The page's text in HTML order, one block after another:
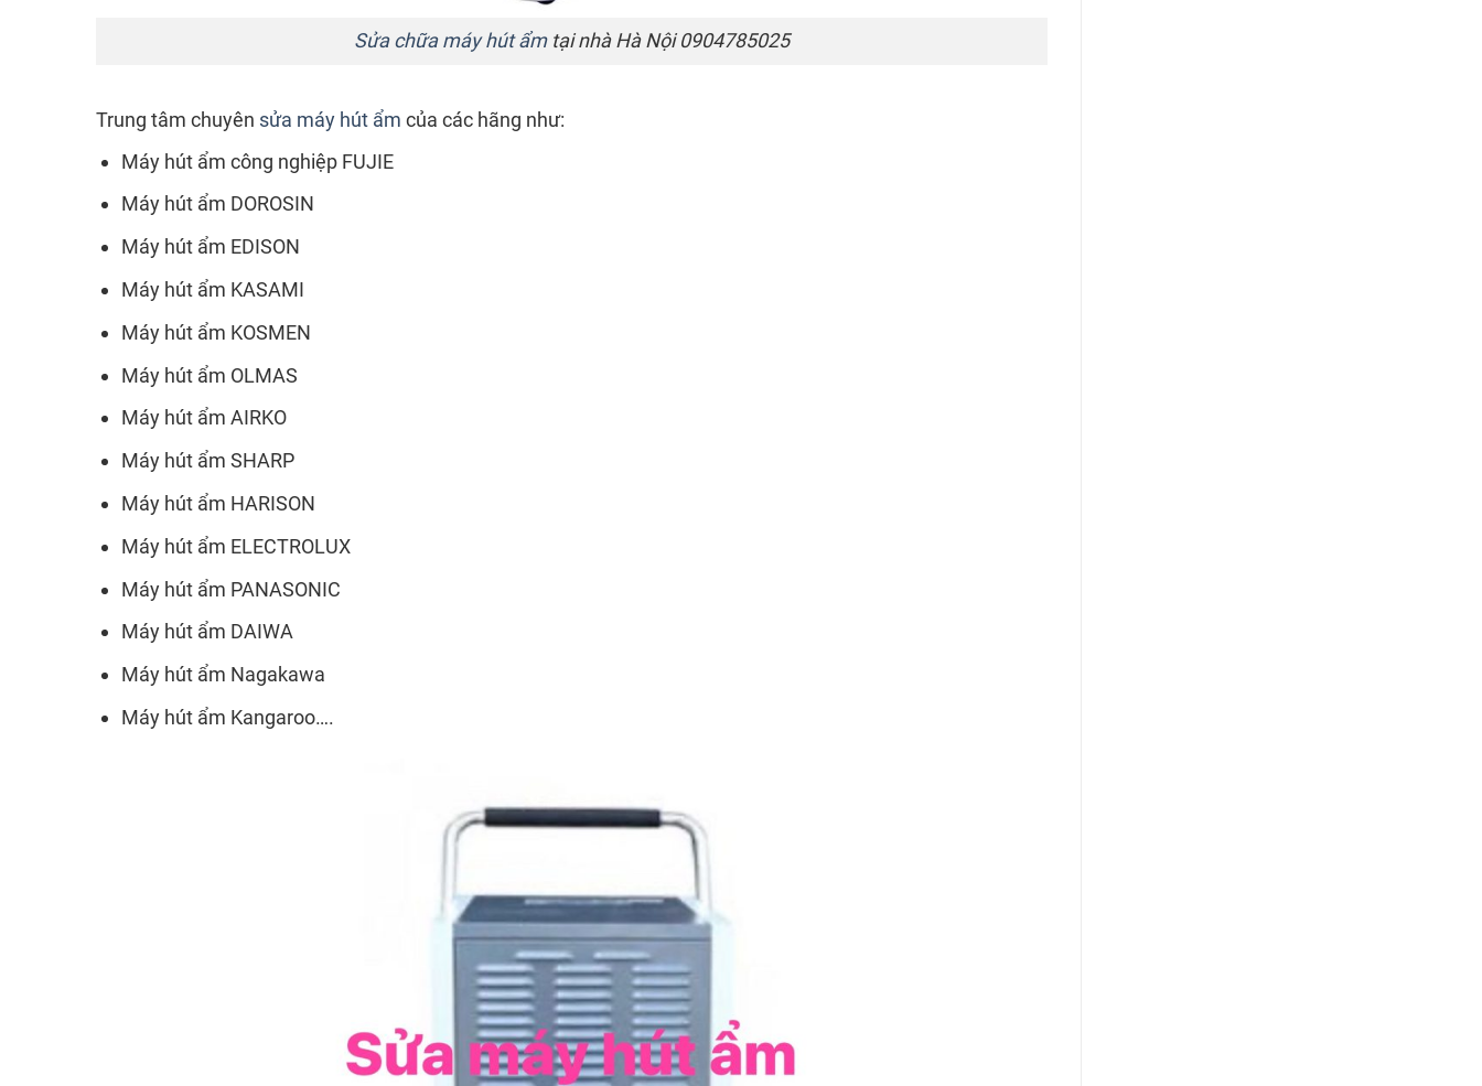
Sửa chữa máy hút ẩmtại nhà Hà Nội 0904785025
Trung tâm chuyên sửa máy hút ẩm của các hãng như:
Máy hút ẩm công nghiệp FUJIE
Máy hút ẩm DOROSIN
Máy hút ẩm EDISON
Máy hút ẩm KASAMI
Máy hút ẩm KOSMEN
Máy hút ẩm OLMAS
Máy hút ẩm AIRKO
Máy hút ẩm SHARP
Máy hút ẩm HARISON
Máy hút ẩm ELECTROLUX
Máy hút ẩm PANASONIC
Máy hút ẩm DAIWA
Máy hút ẩm Nagakawa
Máy hút ẩm Kangaroo….